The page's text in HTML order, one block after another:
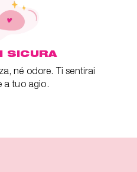
SICURA
né odore. Ti sentirai
tuo agio.